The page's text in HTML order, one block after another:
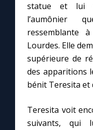
statue et lui
l’aumônier
ressemblante
Lourdes. Elle
supérieure de
des apparitions
bénit Teresita et
Teresita voit
suivants, qui